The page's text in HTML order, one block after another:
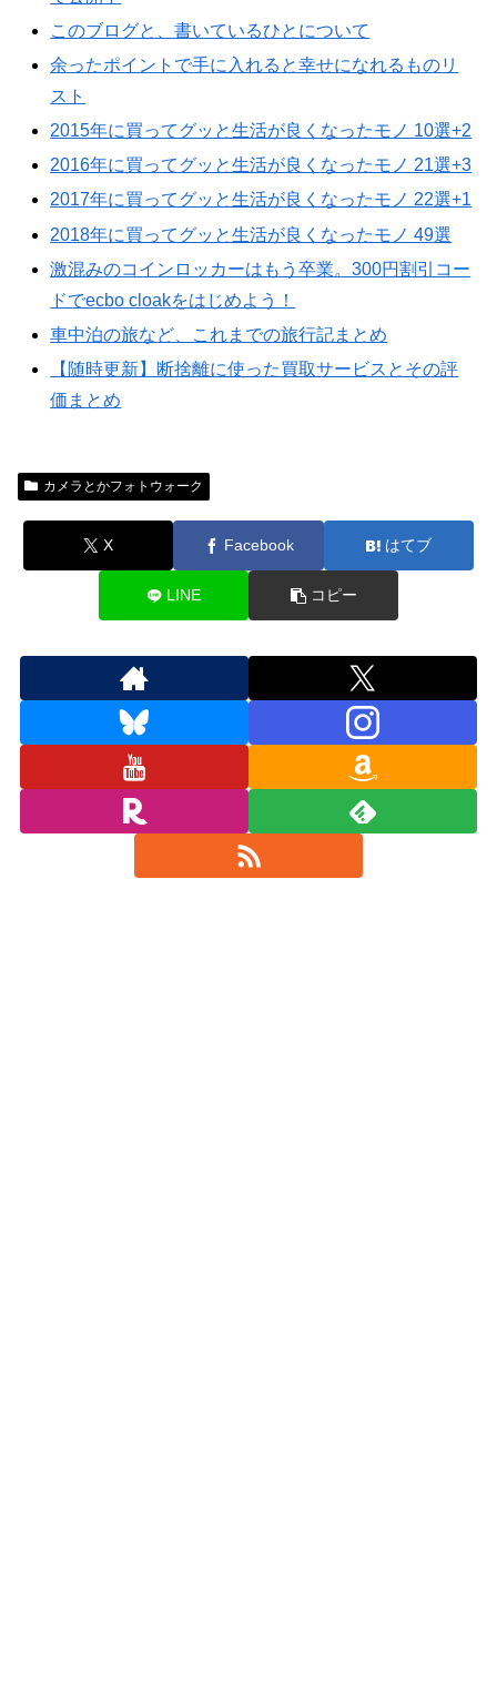
このブログと、書いているひとについて
余ったポイントで手に入れると幸せになれるものリ
スト
2015年に買ってグッと生活が良くなったモノ 10選+2
2016年に買ってグッと生活が良くなったモノ 21選+3
2017年に買ってグッと生活が良くなったモノ 22選+1
2018年に買ってグッと生活が良くなったモノ 49選
激混みのコインロッカーはもう卒業。300円割引コー
ドでecbo cloakをはじめよう！
車中泊の旅など、これまでの旅行記まとめ
【随時更新】断捨離に使った買取サービスとその評
価まとめ
カメラとかフォトウォーク
X Facebook はてブ
LINE コピー